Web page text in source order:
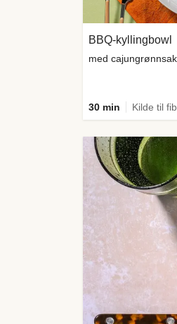
BBQ-kyllingbowl
med
30 min Kilde til